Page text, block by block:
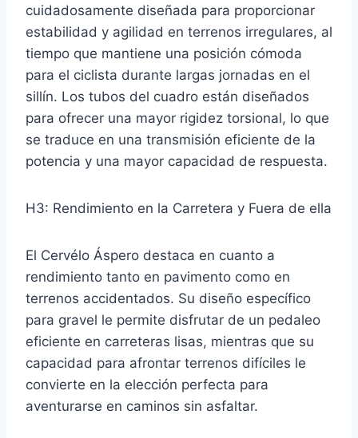
cuidadosamente diseñada para proporcionar
estabilidad y agilidad en terrenos irregulares, al
tiempo que mantiene una posición cómoda
para el ciclista durante largas jornadas en el
sillín. Los tubos del cuadro están diseñados
para ofrecer una mayor rigidez torsional, lo que
se traduce en una transmisión eficiente de la
potencia y una mayor capacidad de respuesta.
H3: Rendimiento en la Carretera y Fuera de ella
El Cervélo Áspero destaca en cuanto a
rendimiento tanto en pavimento como en
terrenos accidentados. Su diseño específico
para gravel le permite disfrutar de un pedaleo
eficiente en carreteras lisas, mientras que su
capacidad para afrontar terrenos difíciles le
convierte en la elección perfecta para
aventurarse en caminos sin asfaltar.